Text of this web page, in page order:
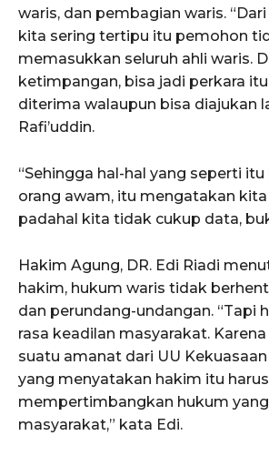
waris, dan pembagian waris.
kita sering tertipu itu pemohon
memasukkan seluruh ahli waris.
ketimpangan, bisa jadi perkara
diterima walaupun bisa diajukan
Rafi’uddin.
“Sehingga hal-hal yang seperti itu
orang awam, itu mengatakan
padahal kita tidak cukup data,
Hakim Agung, DR. Edi Riadi
hakim, hukum waris tidak
dan perundang-undangan. “Tapi
rasa keadilan masyarakat.
suatu amanat dari UU
yang menyatakan hakim itu harus
mempertimbangkan hukum
masyarakat,” kata Edi.